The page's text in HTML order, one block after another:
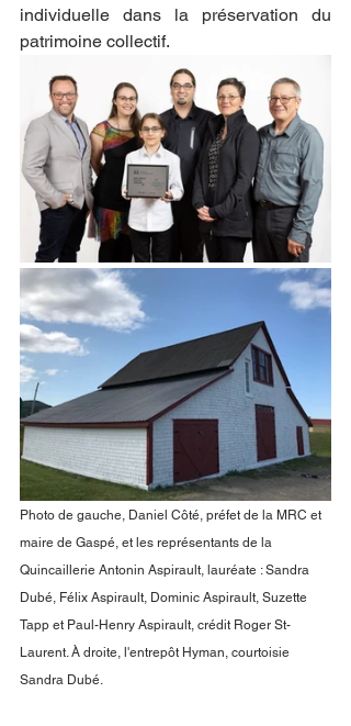
individuelle dans la préservation du
patrimoine collectif.
Photo de gauche, Daniel Côté, préfet de la MRC et
maire de Gaspé, et les représentants de la
Quincaillerie Antonin Aspirault, lauréate : Sandra
Dubé, Félix Aspirault, Dominic Aspirault, Suzette
Tapp et Paul-Henry Aspirault, crédit Roger St-
Laurent. À droite, l'entrepôt Hyman, courtoisie
Sandra Dubé.